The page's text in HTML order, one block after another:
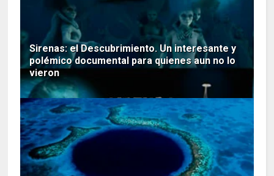
Sirenas: el Descubrimiento. Un interesante y
polémico documental para quienes aun no lo
vieron